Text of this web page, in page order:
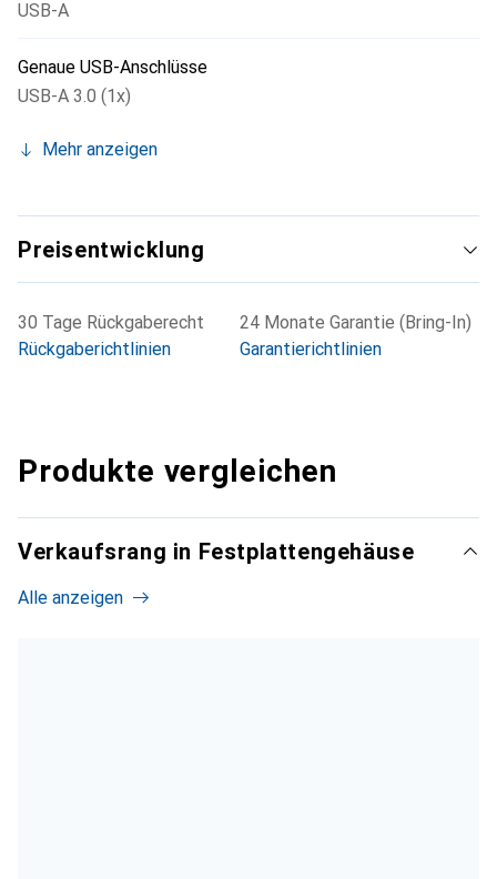
USB-A
Genaue USB-Anschlüsse
USB-A 3.0 (1x)
Mehr anzeigen
Preisentwicklung
30 Tage Rückgaberecht
Rückgaberichtlinien
24 Monate Garantie (Bring-In)
Garantierichtlinien
Produkte vergleichen
Verkaufsrang in Festplattengehäuse
Alle anzeigen